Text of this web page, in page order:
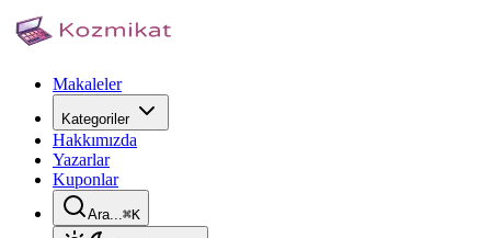
Makaleler
Kategoriler
Hakkımızda
Yazarlar
Kuponlar
Ara...⌘K